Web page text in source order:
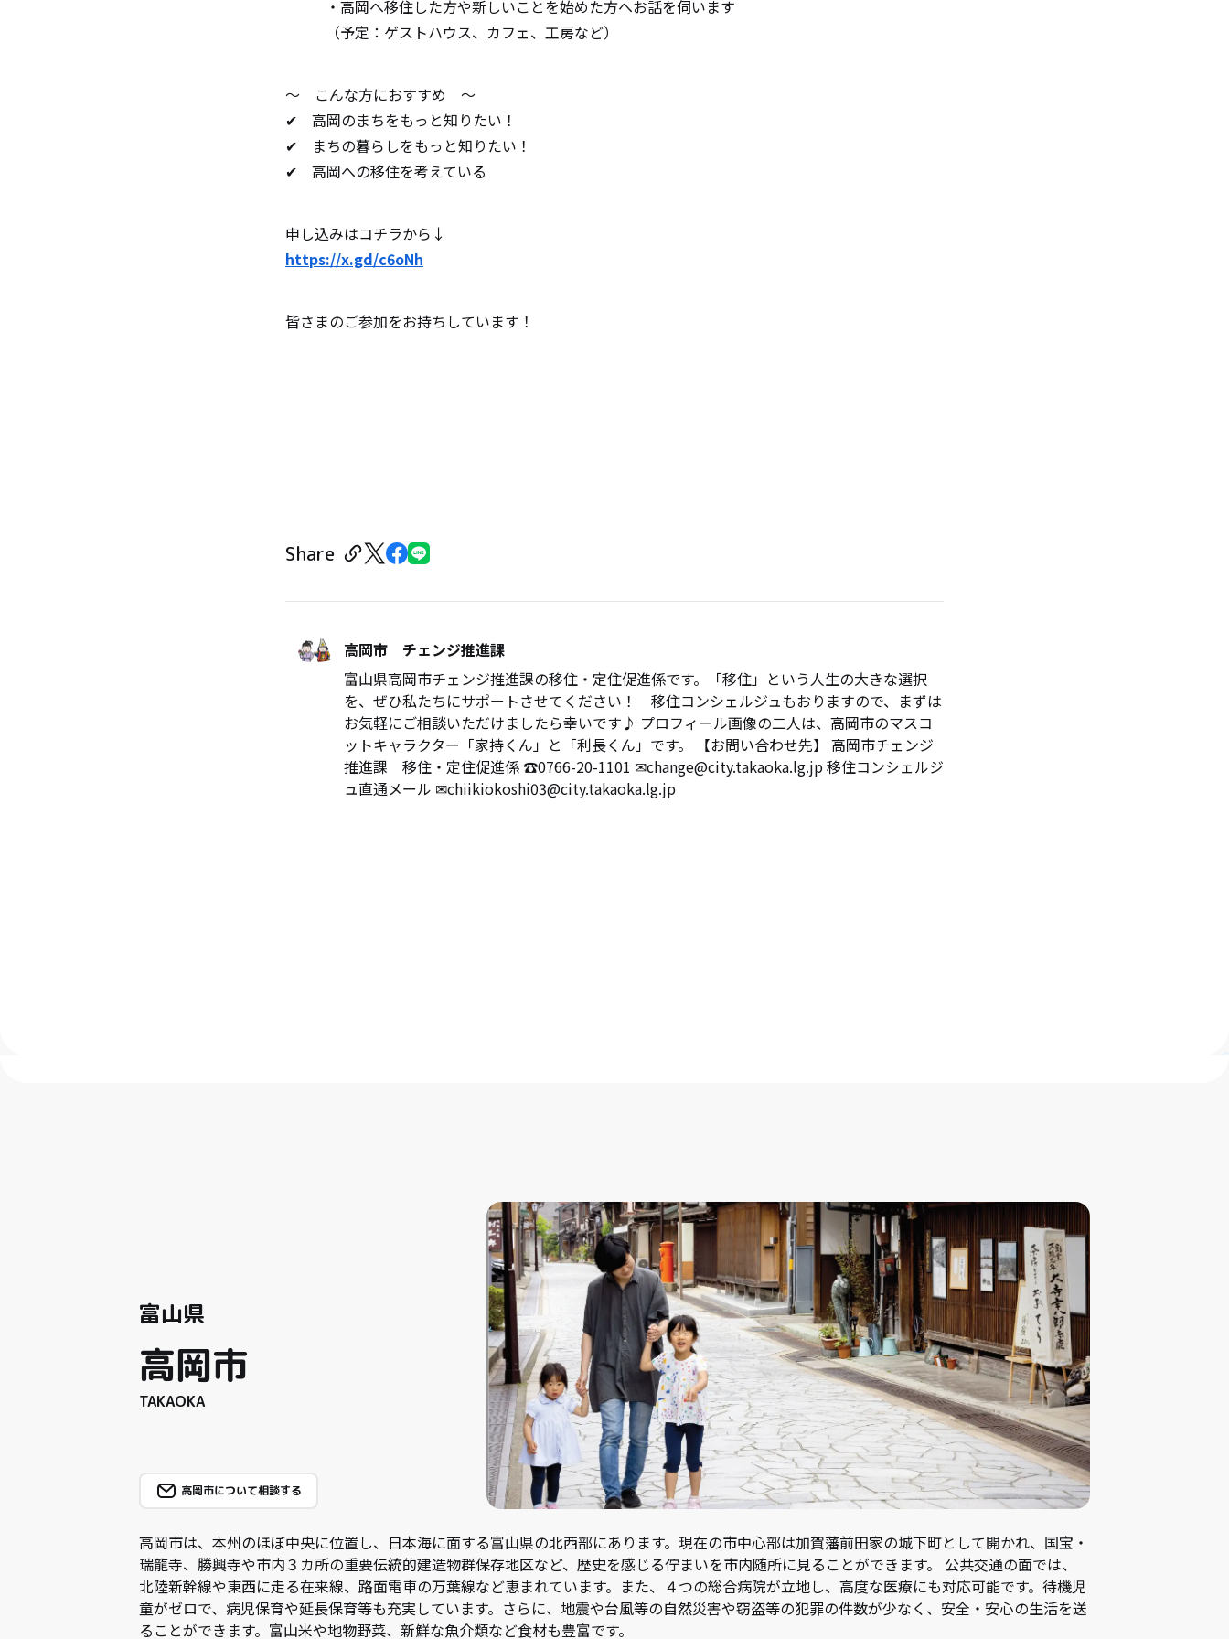
・高岡へ移住した方や新しいことを始めた方へお話を伺います
（予定：ゲストハウス、カフェ、工房など）
～ こんな方におすすめ ～
✔ 高岡のまちをもっと知りたい！
✔ まちの暮らしをもっと知りたい！
✔ 高岡への移住を考えている
申し込みはコチラから↓
https://x.gd/c6oNh
皆さまのご参加をお持ちしています！
Share
高岡市 チェンジ推進課
富山県高岡市チェンジ推進課の移住・定住促進係です。「移住」という人生の大きな選択
を、ぜひ私たちにサポートさせてください！ 移住コンシェルジュもおりますので、まずは
お気軽にご相談いただけましたら幸いです♪ プロフィール画像の二人は、高岡市のマスコ
ットキャラクター「家持くん」と「利長くん」です。 【お問い合わせ先】 高岡市チェンジ
推進課 移住・定住促進係 ☎0766-20-1101 ✉change@city.takaoka.lg.jp 移住コンシェルジ
ュ直通メール ✉chiikiokoshi03@city.takaoka.lg.jp
富山県
高岡市
TAKAOKA
高岡市について相談する
高岡市は、本州のほぼ中央に位置し、日本海に面する富山県の北西部にあります。現在の市中心部は加賀藩前田家の城下町として開かれ、国宝・
瑞龍寺、勝興寺や市内３カ所の重要伝統的建造物群保存地区など、歴史を感じる佇まいを市内随所に見ることができます。 公共交通の面では、
北陸新幹線や東西に走る在来線、路面電車の万葉線など恵まれています。また、４つの総合病院が立地し、高度な医療にも対応可能です。待機児
童がゼロで、病児保育や延長保育等も充実しています。さらに、地震や台風等の自然災害や窃盗等の犯罪の件数が少なく、安全・安心の生活を送
ることができます。富山米や地物野菜、新鮮な魚介類など食材も豊富です。